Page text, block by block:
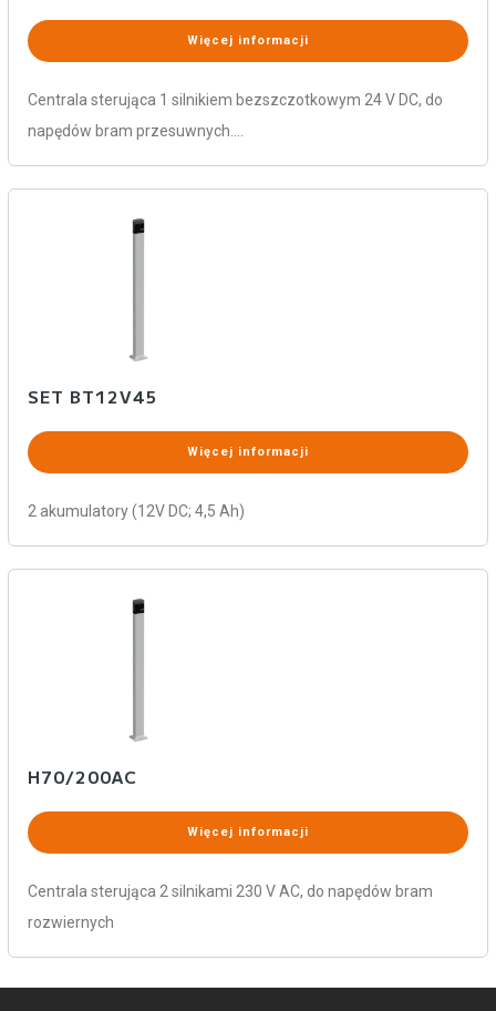
Więcej informacji
Centrala sterująca 1 silnikiem bezszczotkowym 24 V DC, do
napędów bram przesuwnych.…
SET BT12V45
Więcej informacji
2 akumulatory (12V DC; 4,5 Ah)
H70/200AC
Więcej informacji
Centrala sterująca 2 silnikami 230 V AC, do napędów bram
rozwiernych